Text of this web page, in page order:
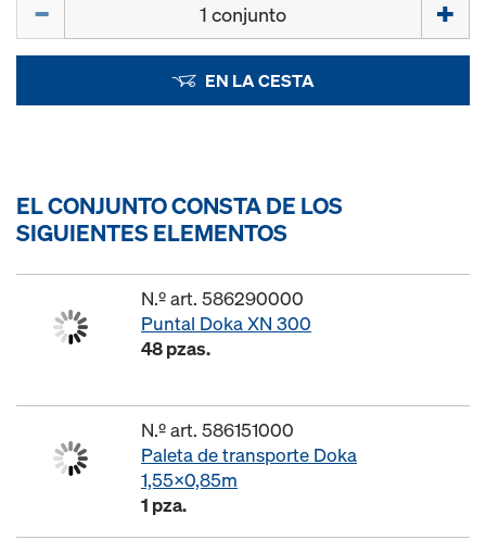
EN LA CESTA
EL CONJUNTO CONSTA DE LOS
SIGUIENTES ELEMENTOS
N.º art. 586290000
Puntal Doka XN 300
48 pzas.
N.º art. 586151000
Paleta de transporte Doka
1,55x0,85m
1 pza.